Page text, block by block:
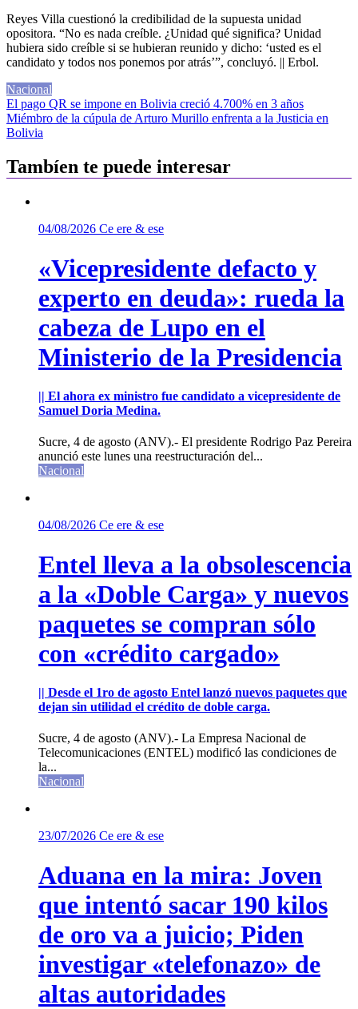
Reyes Villa cuestionó la credibilidad de la supuesta unidad
opositora. “No es nada creíble. ¿Unidad qué significa? Unidad
hubiera sido creíble si se hubieran reunido y dicho: ‘usted es el
candidato y todos nos ponemos por atrás’”, concluyó. || Erbol.
Nacional
Navegación
de
El pago QR se impone en Bolivia creció 4.700% en 3 años
Miémbro de la cúpula de Arturo Murillo enfrenta a la Justicia en
Bolivia
Tambíen te puede interesar
04/08/2026 Ce ere & ese
«Vicepresidente defacto y
experto en deuda»: rueda la
cabeza de Lupo en el
Ministerio de la Presidencia
|| El ahora ex ministro fue candidato a vicepresidente de
Samuel Doria Medina.
Sucre, 4 de agosto (ANV).- El presidente Rodrigo Paz Pereira
anunció este lunes una reestructuración del...
Nacional
04/08/2026 Ce ere & ese
Entel lleva a la obsolescencia
a la «Doble Carga» y nuevos
paquetes se compran sólo
con «crédito cargado»
|| Desde el 1ro de agosto Entel lanzó nuevos paquetes que
dejan sin utilidad el crédito de doble carga.
Sucre, 4 de agosto (ANV).- La Empresa Nacional de
Telecomunicaciones (ENTEL) modificó las condiciones de
la...
Nacional
23/07/2026 Ce ere & ese
Aduana en la mira: Joven
que intentó sacar 190 kilos
de oro va a juicio; Piden
investigar «telefonazo» de
altas autoridades